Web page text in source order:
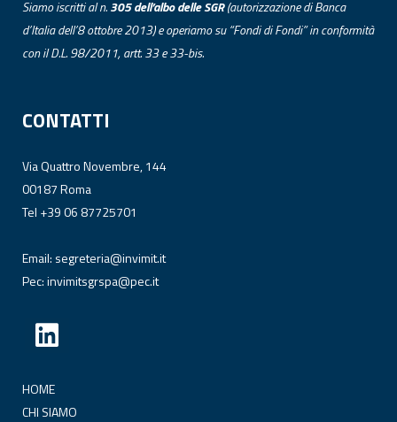
Siamo iscritti al n.305 dell’albodelleSGR(autorizzazione di Banca
d’Italia dell’8 ottobre 2013) e operiamo su “Fondi di Fondi” in conformità
con il D.L. 98/2011, artt. 33 e 33-bis.
CONTATTI
Via Quattro Novembre, 144
00187 Roma
Tel +39 06 87725701
Email: segreteria@invimit.it
Pec:invimitsgrspa@pec.it
HOME
CHI SIAMO